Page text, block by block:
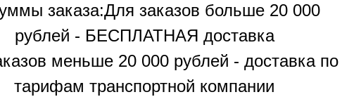
заказа:Для заказов больше 20 000
рублей - БЕСПЛАТНАЯ доставка
меньше 20 000 рублей - доставка по
тарифам транспортной компании